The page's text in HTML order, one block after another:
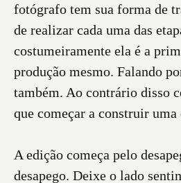
fotógrafo tem sua forma de
de realizar cada uma das
costumeiramente ela é a
produção mesmo. Falando
também. Ao contrário disso
que começar a construir uma
A edição começa pelo
desapego. Deixe o lado